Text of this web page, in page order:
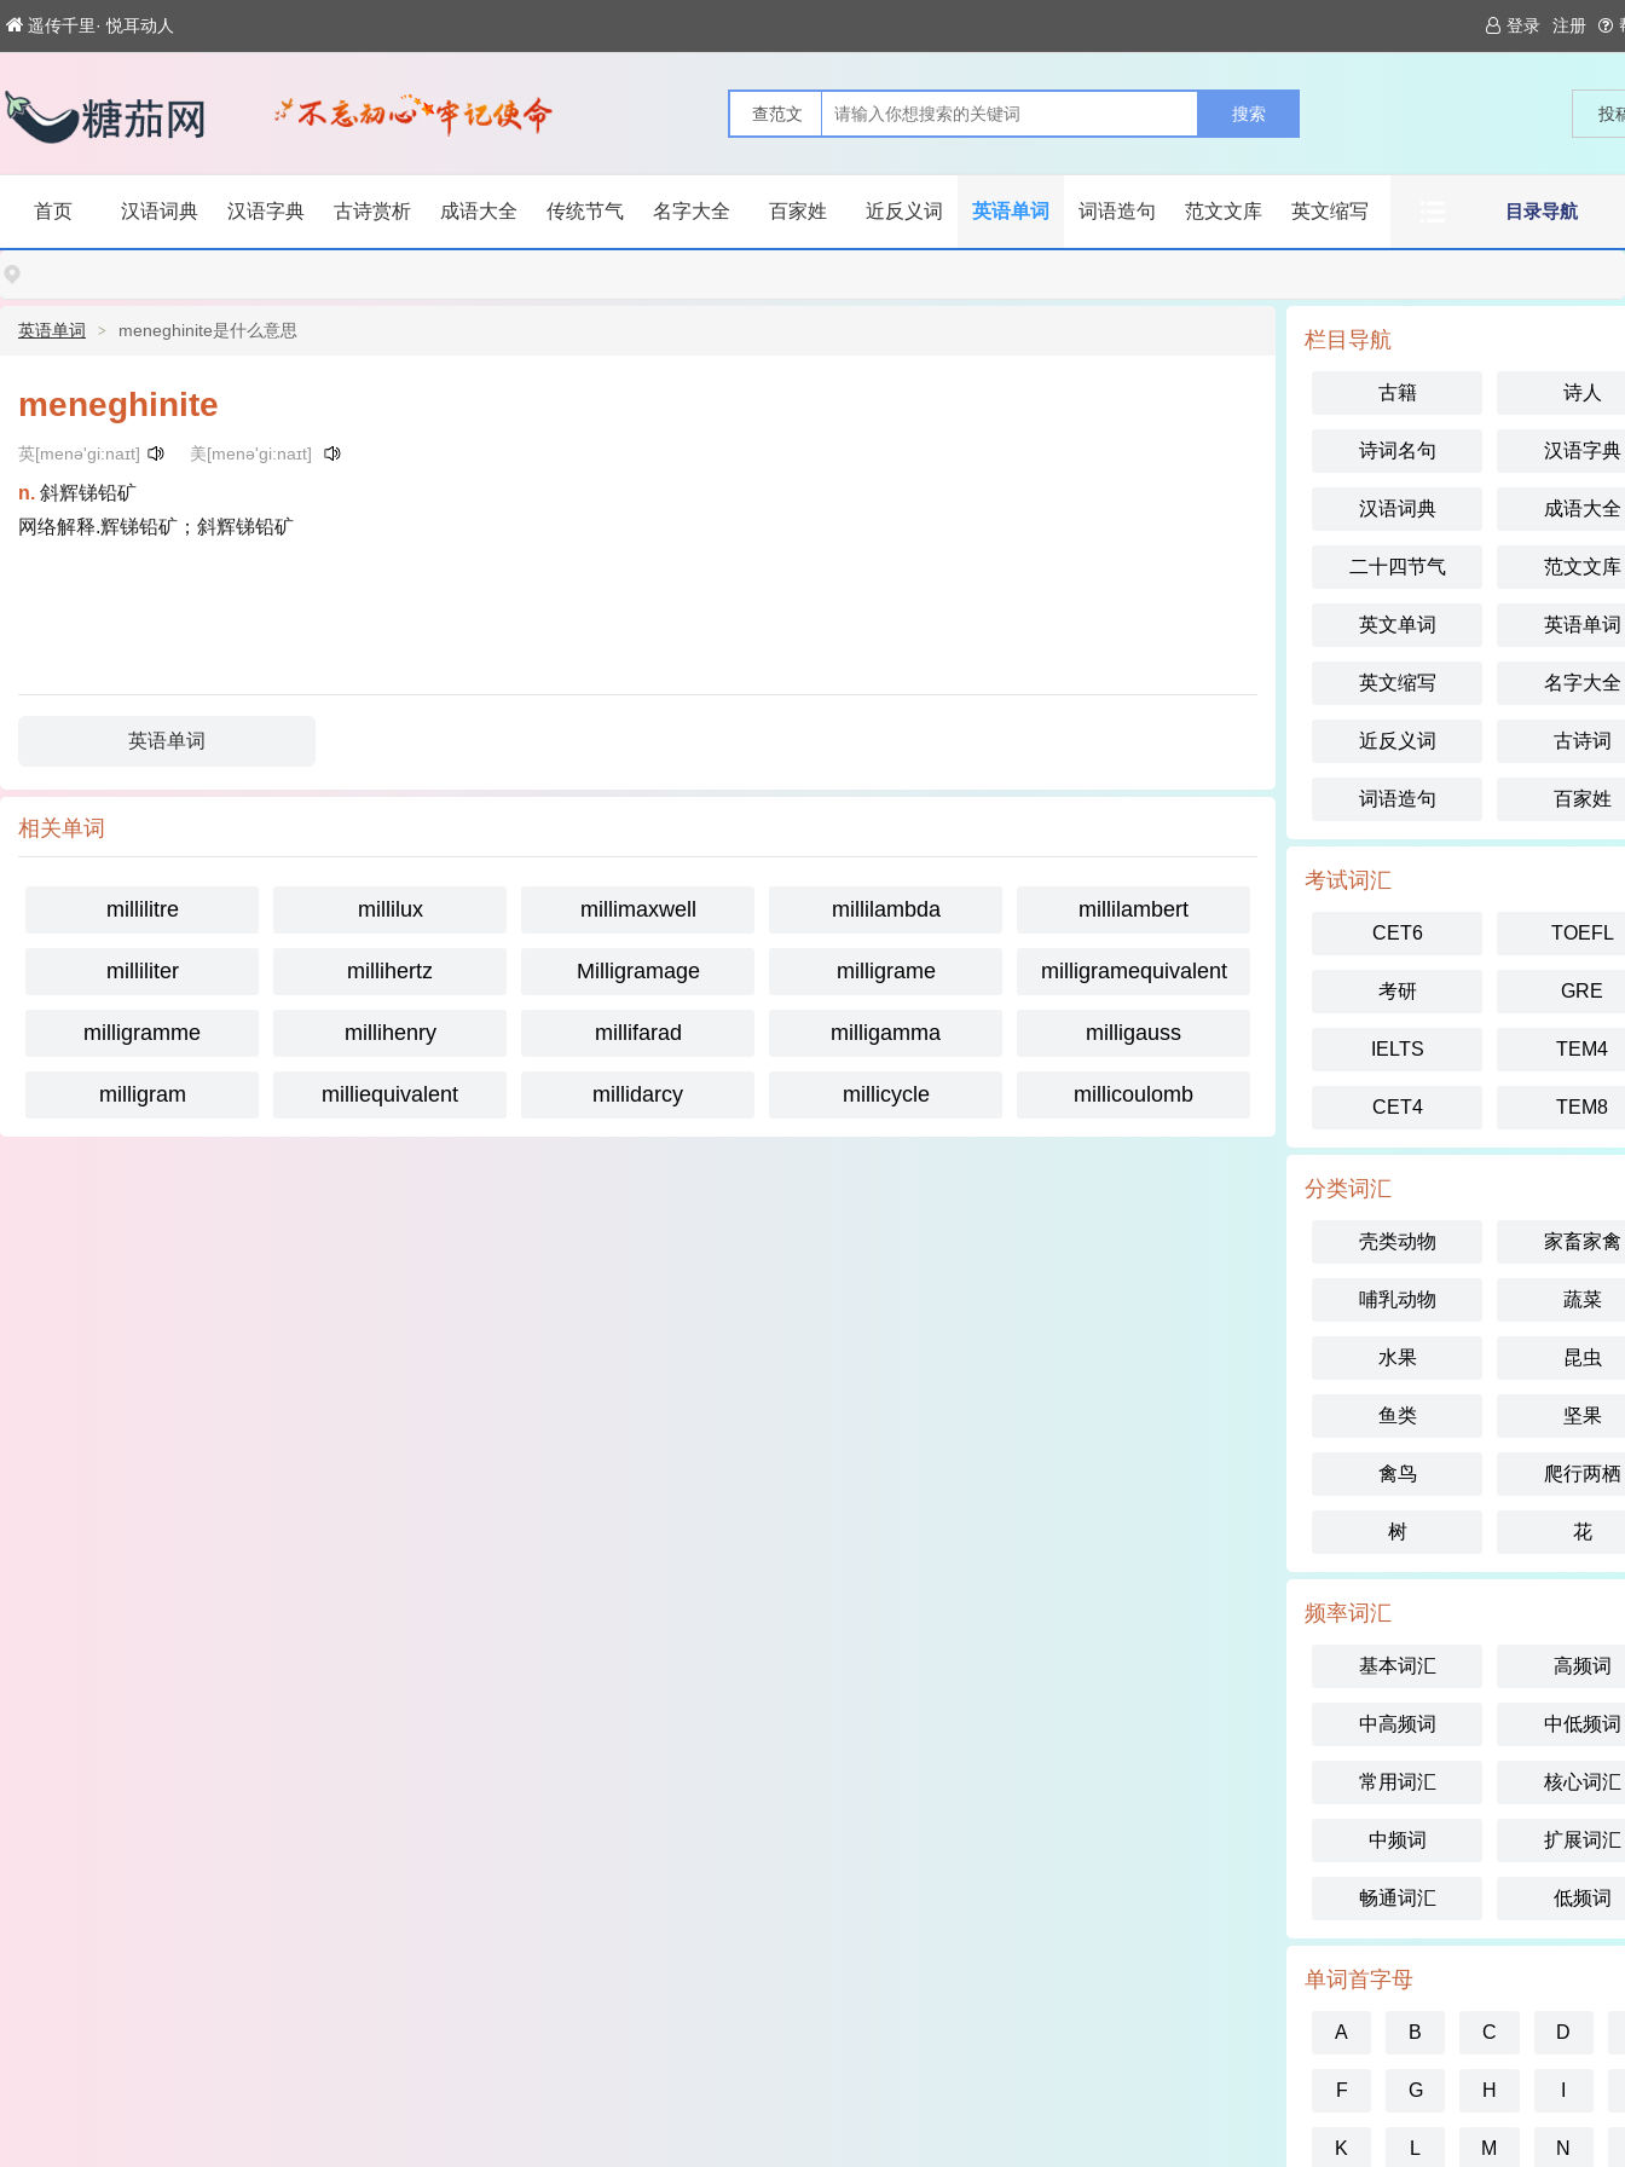
遥传千里· 悦耳动人 登录 注册
投
目录导航
首页 汉语词典 汉语字典 古诗赏析 成语大全 传统节气 名字大全 百家姓 近反义词 英语单词 词语造句 范文文库 英文缩写
英语单词 meneghinite是什么意思
meneghinite
英[menə'gi:naɪt] 美[menə'gi:naɪt]
n. 斜辉锑铅矿
网络解释.辉锑铅矿；斜辉锑铅矿
英语单词
相关单词
millilitre millilux millimaxwell millilambda millilambert
milliliter millihertz Milligramage milligrame milligramequivalent
milligramme millihenry millifarad milligamma milligauss
milligram milliequivalent millidarcy millicycle millicoulomb
栏目导航
古籍 诗人
诗词名句 汉语字典
汉语词典 成语大全
二十四节气 范文文库
英文单词 英语单词
英文缩写 名字大全
近反义词 古诗词
词语造句 百家姓
考试词汇
CET6 TOEFL
考研 GRE
IELTS TEM4
CET4 TEM8
分类词汇
壳类动物 家畜家禽
哺乳动物 蔬菜
水果 昆虫
鱼类 坚果
禽鸟 爬行两栖
树 花
频率词汇
基本词汇 高频词
中高频词 中低频词
常用词汇 核心词汇
中频词 扩展词汇
畅通词汇 低频词
单词首字母
A B C D
F G H
K L M N